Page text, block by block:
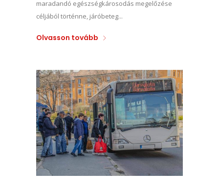
maradandó egészségkárosodás megelőzése
céljából történne, járóbeteg...
Olvasson tovább